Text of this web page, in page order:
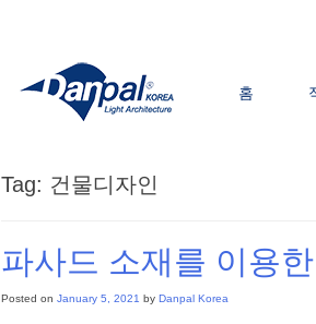
홈
Tag: 건물디자인
파사드 소재를 이용
Posted on January 5, 2021 by Danpal Korea